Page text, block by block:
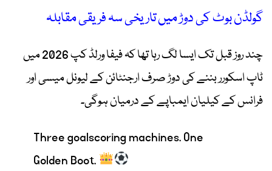
گولڈن بوٹ کی دوڑ میں تاریخی سہ فریقی مقابلہ
چند روز قبل تک ایسا لگ رہا تھا کہ فیفا ورلڈ کپ 2026 میں
ٹاپ اسکورر بننے کی دوڑ صرف ارجنٹائن کے لیونل میسی اور
فرانس کے کیلیان ایمباپے کے درمیان ہوگی۔
Three goalscoring machines. One
Golden Boot.